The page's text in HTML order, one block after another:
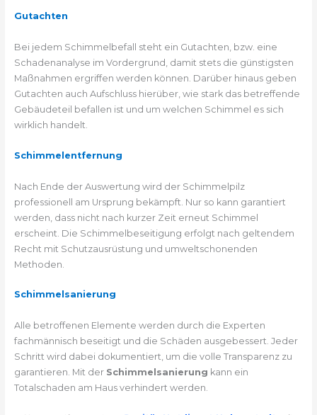
Gutachten
Bei jedem Schimmelbefall steht ein Gutachten, bzw. eine
Schadenanalyse im Vordergrund, damit stets die günstigsten
Maßnahmen ergriffen werden können. Darüber hinaus geben
Gutachten auch Aufschluss hierüber, wie stark das betreffende
Gebäudeteil befallen ist und um welchen Schimmel es sich
wirklich handelt.
Schimmelentfernung
Nach Ende der Auswertung wird der Schimmelpilz
professionell am Ursprung bekämpft. Nur so kann garantiert
werden, dass nicht nach kurzer Zeit erneut Schimmel
erscheint. Die Schimmelbeseitigung erfolgt nach geltendem
Recht mit Schutzausrüstung und umweltschonenden
Methoden.
Schimmelsanierung
Alle betroffenen Elemente werden durch die Experten
fachmännisch beseitigt und die Schäden ausgebessert. Jeder
Schritt wird dabei dokumentiert, um die volle Transparenz zu
garantieren. Mit der Schimmelsanierung kann ein
Totalschaden am Haus verhindert werden.